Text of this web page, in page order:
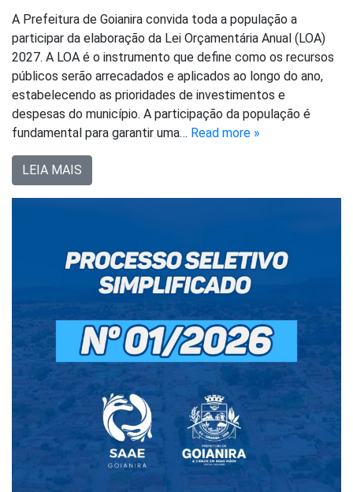
A Prefeitura de Goianira convida toda a população a
participar da elaboração da Lei Orçamentária Anual (LOA)
2027. A LOA é o instrumento que define como os recursos
públicos serão arrecadados e aplicados ao longo do ano,
estabelecendo as prioridades de investimentos e
despesas do município. A participação da população é
fundamental para garantir uma… Read more »
LEIA MAIS